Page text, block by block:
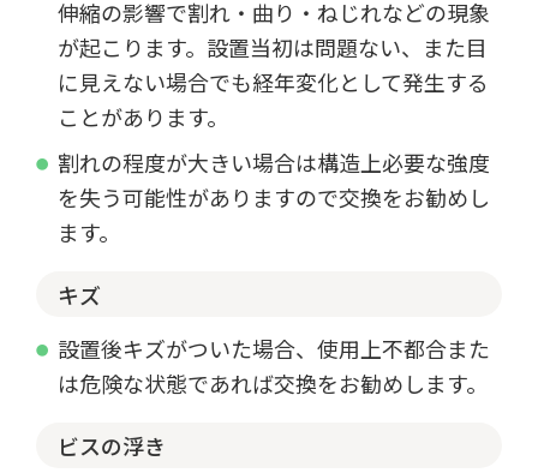
伸縮の影響で割れ・曲り・ねじれなどの現象
が起こります。設置当初は問題ない、また目
に見えない場合でも経年変化として発生する
ことがあります。
割れの程度が大きい場合は構造上必要な強度
を失う可能性がありますので交換をお勧めし
ます。
キズ
設置後キズがついた場合、使用上不都合また
は危険な状態であれば交換をお勧めします。
ビスの浮き